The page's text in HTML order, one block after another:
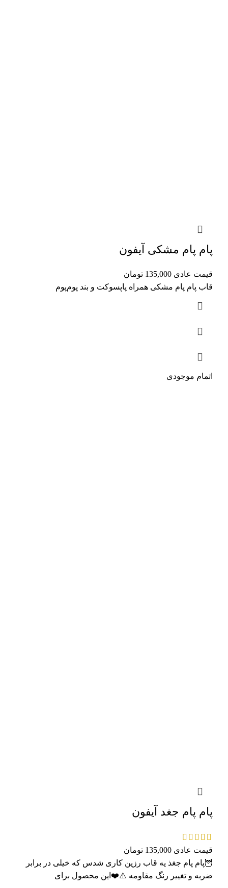
پام پام مشکی آیفون
قیمت عادی 135,000 تومان
قاب پام‌ پام مشکی همراه پاپسوکت و بند پوم‌پوم
اتمام موجودی
پام پام جغد آیفون
قیمت عادی 135,000 تومان
🦉پام پام جغذ یه قاب رزین کاری شدس که خیلی در برابر
ضربه و تغییر رنگ مقاومه ⚠️❤️این محصول برای